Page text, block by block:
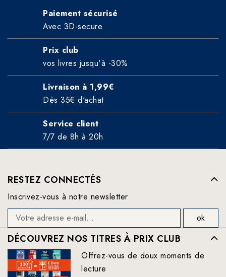
Paiement sécurisé
Avec 3D-secure
Prix club
vos livres jusqu'à -30%
Livraison à 1,99€
Dès 35€ d'achat
Service client
7/7 de 8h à 20h
RESTEZ CONNECTÉS
Inscrivez-vous à notre newsletter
DÉCOUVREZ NOS TITRES À PRIX CLUB
Offrez-vous de doux moments de
lecture